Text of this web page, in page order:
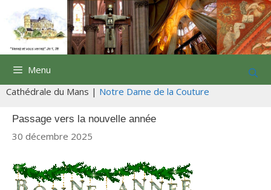
contenu
Menu
Cathédrale du Mans | Notre Dame de la Couture
Passage vers la nouvelle année
30 décembre 2025